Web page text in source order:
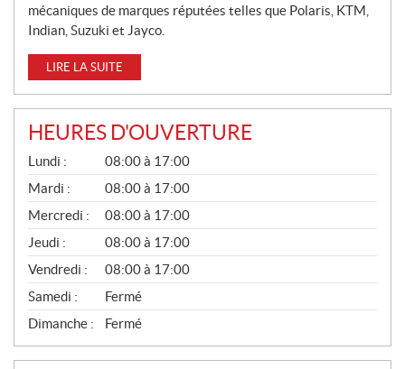
mécaniques de marques réputées telles que Polaris, KTM,
Indian, Suzuki et Jayco.
LIRE LA SUITE
HEURES D'OUVERTURE
G
É
N
É
R
A
L
Lundi :
08:00 à 17:00
Mardi :
08:00 à 17:00
Mercredi :
08:00 à 17:00
Jeudi :
08:00 à 17:00
Vendredi :
08:00 à 17:00
Samedi :
Fermé
Dimanche :
Fermé